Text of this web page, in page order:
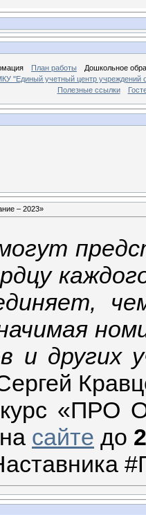
План работы
Дошкольное
"Единый учетный центр учреждений
Полезные ссылки
– 2023»
и других
«ПРО
сайте до